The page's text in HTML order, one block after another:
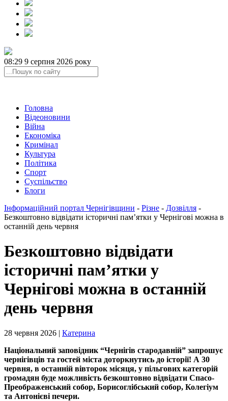
08:29 9 серпня 2026 року
Головна
Відеоновини
Війна
Економіка
Кримінал
Культура
Політика
Спорт
Суспільство
Блоги
Інформаційний портал Чернігівщини - Різне - Дозвілля -
Безкоштовно відвідати історичні пам’ятки у Чернігові можна в
останній день червня
Безкоштовно відвідати
історичні пам’ятки у
Чернігові можна в останній
день червня
28 червня 2026 | Катерина
Національний заповідник “Чернігів стародавній” запрошує
чернігівців та гостей міста доторкнутись до історії! А 30
червня, в останній вівторок місяця, у пільгових категорій
громадян буде можливість безкоштовно відвідати Спасо-
Преображенський собор, Борисоглібський собор, Колегіум
та Антонієві печери.